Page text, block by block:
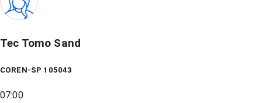
Tec Tomo Sand
COREN-SP 105043
07:00